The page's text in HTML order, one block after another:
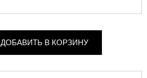
ДОБАВИТЬ В КОРЗИНУ